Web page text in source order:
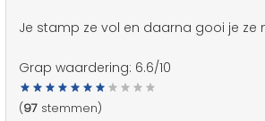
Je stamp ze vol en daarna gooi je ze
Grap waardering: 6.6/10
(97 stemmen)